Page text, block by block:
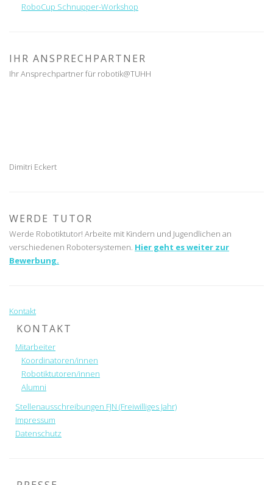
RoboCup Schnupper-Workshop
IHR ANSPRECHPARTNER
Ihr Ansprechpartner für robotik@TUHH
Dimitri Eckert
WERDE TUTOR
Werde Robotiktutor! Arbeite mit Kindern und Jugendlichen an
verschiedenen Robotersystemen. Hier geht es weiter zur
Bewerbung.
Kontakt
KONTAKT
Mitarbeiter
Koordinatoren/innen
Robotiktutoren/innen
Alumni
Stellenausschreibungen FJN (Freiwilliges Jahr)
Impressum
Datenschutz